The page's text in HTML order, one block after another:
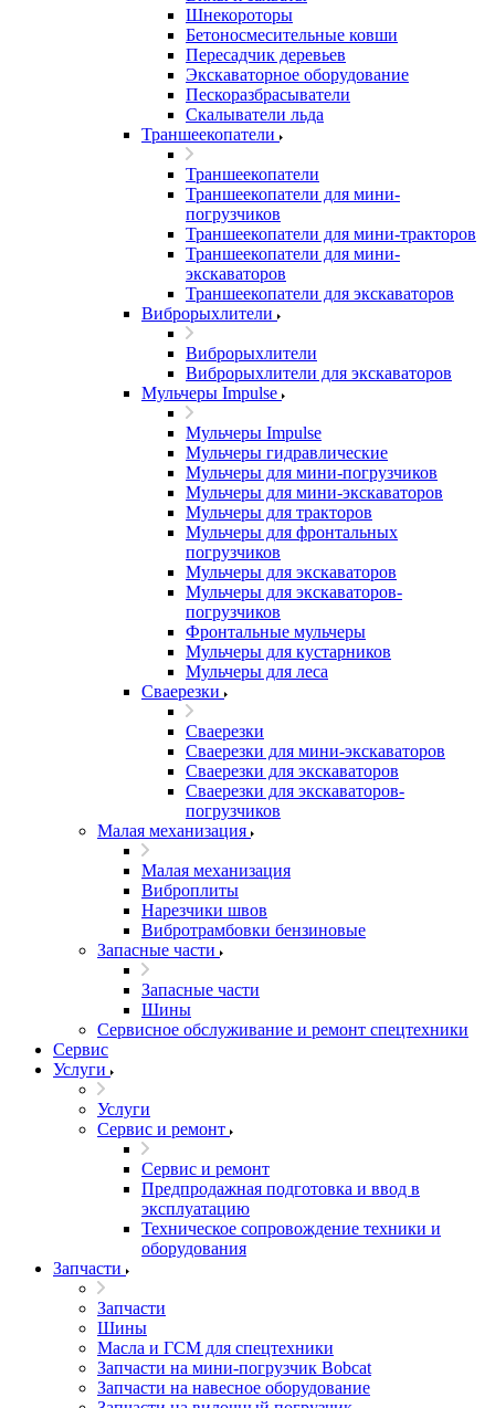
Шнекороторы
Бетоносмесительные ковши
Пересадчик деревьев
Экскаваторное оборудование
Пескоразбрасыватели
Скалыватели льда
Траншеекопатели
Траншеекопатели
Траншеекопатели для мини-
погрузчиков
Траншеекопатели для мини-тракторов
Траншеекопатели для мини-
экскаваторов
Траншеекопатели для экскаваторов
Виброрыхлители
Виброрыхлители
Виброрыхлители для экскаваторов
Мульчеры Impulse
Мульчеры Impulse
Мульчеры гидравлические
Мульчеры для мини-погрузчиков
Мульчеры для мини-экскаваторов
Мульчеры для тракторов
Мульчеры для фронтальных
погрузчиков
Мульчеры для экскаваторов
Мульчеры для экскаваторов-
погрузчиков
Фронтальные мульчеры
Мульчеры для кустарников
Мульчеры для леса
Сваерезки
Сваерезки
Сваерезки для мини-экскаваторов
Сваерезки для экскаваторов
Сваерезки для экскаваторов-
погрузчиков
Малая механизация
Малая механизация
Виброплиты
Нарезчики швов
Вибротрамбовки бензиновые
Запасные части
Запасные части
Шины
Сервисное обслуживание и ремонт спецтехники
Сервис
Услуги
Услуги
Сервис и ремонт
Сервис и ремонт
Предпродажная подготовка и ввод в
эксплуатацию
Техническое сопровождение техники и
оборудования
Запчасти
Запчасти
Шины
Масла и ГСМ для спецтехники
Запчасти на мини-погрузчик Bobcat
Запчасти на навесное оборудование